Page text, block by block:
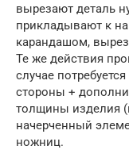
вырезают деталь
прикладывают к
карандашом,
Те же действия
случае
стороны +
толщины изделия
начерченный
ножниц.